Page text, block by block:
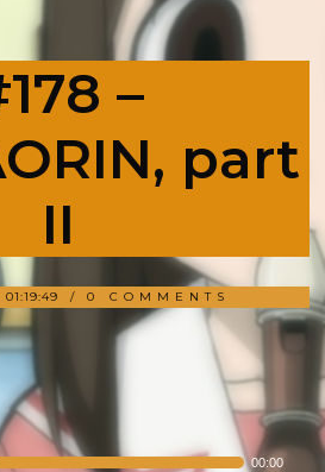
–
part
II
01:19:49 0 COMMENTS
00:00